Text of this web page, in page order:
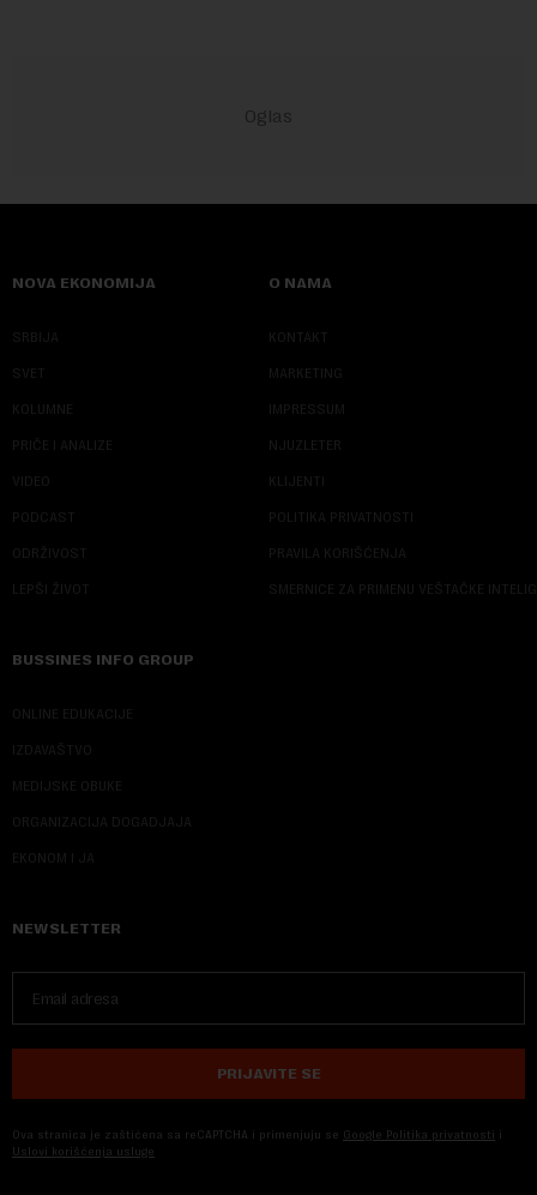
NOVA EKONOMIJA
SRBIJA
SVET
KOLUMNE
PRIČE I ANALIZE
VIDEO
PODCAST
ODRŽIVOST
LEPŠI ŽIVOT
O NAMA
KONTAKT
MARKETING
IMPRESSUM
NJUZLETER
KLIJENTI
POLITIKA PRIVATNOSTI
PRAVILA KORIŠĆENJA
SMERNICE ZA PRIMENU VEŠTAČKE
BUSSINES INFO GROUP
ONLINE EDUKACIJE
IZDAVAŠTVO
MEDIJSKE OBUKE
ORGANIZACIJA DOGADJAJA
EKONOM I JA
NEWSLETTER
PRIJAVITE SE
Ova stranica je zaštićena sa reCAPTCHA i primenjuju se Google Politika privatnosti i
Uslovi korišćenja usluge